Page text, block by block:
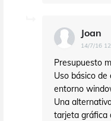
Joan
14/7/16
Presupuesto
Uso básico de
entorno
Una
tarjeta gráfica